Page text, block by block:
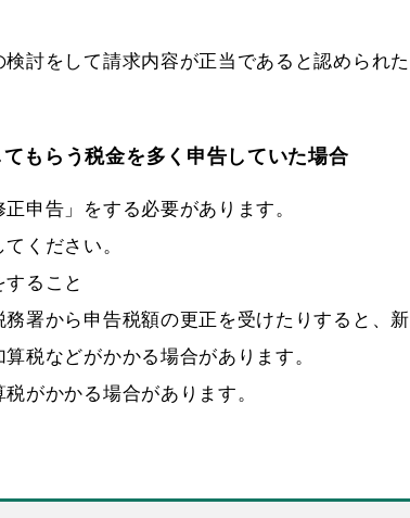
討をして請求内容が正当であると認められた
もらう税金を多く申告していた場合
申告」をする必要があります。
ください。
ること
署から申告税額の更正を受けたりすると、新
税などがかかる場合があります。
がかかる場合があります。